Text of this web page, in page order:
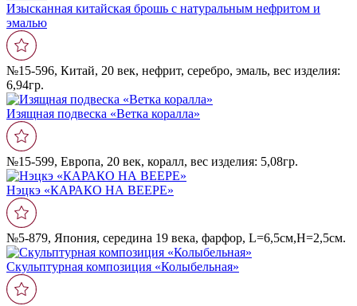
Изысканная китайская брошь с натуральным нефритом и
эмалью
№15-596, Китай, 20 век, нефрит, серебро, эмаль, вес изделия:
6,94гр.
Изящная подвеска «Ветка коралла»
№15-599, Европа, 20 век, коралл, вес изделия: 5,08гр.
Нэцкэ «КАРАКО НА ВЕЕРЕ»
№5-879, Япония, середина 19 века, фарфор, L=6,5см,H=2,5см.
Скульптурная композиция «Колыбельная»